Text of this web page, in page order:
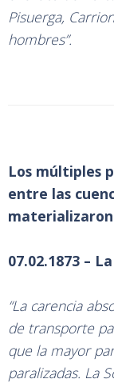
Pisuerga,
hombres”.
Los múltiples
entre las
07.02.1873 –
“La carencia
de transporte
que la mayor
paralizadas. La